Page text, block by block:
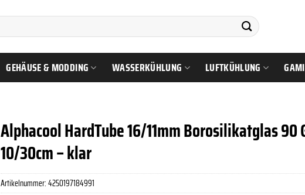
GEHÄUSE & MODDING WASSERKÜHLUNG LUFTKÜHLUNG
Alphacool HardTube 16/11mm Borosilikatglas 90
10/30cm – klar
Artikelnummer:4250197184991